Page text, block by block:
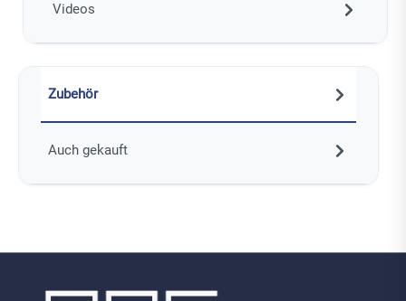
Videos
Zubehör
Auch gekauft